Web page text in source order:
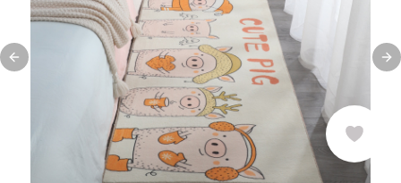
Previous slide